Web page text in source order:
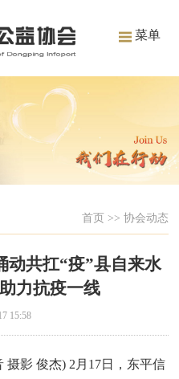
菜单
首页 >> 协会动态
动共扛“疫”县自来水
力抗疫一线
15:58
影 俊杰) 2月17日，东平信